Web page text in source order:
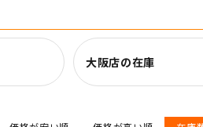
大阪店の在庫